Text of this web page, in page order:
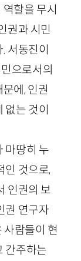
할을 무시
권과 시민
서동진이
으로서의
에, 인권
없는 것이
마땅히 누
인 것으로,
인권의 보
권 연구자
람들이 현
간주하는